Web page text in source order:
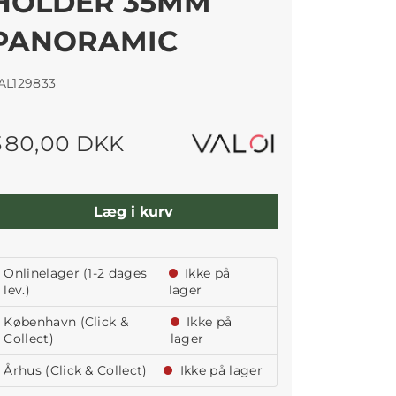
DKK
Læg i kurv
Onlinelager (1-2 dages
lev.)
Ikke på
lager
København (Click &
Collect)
Ikke på
lager
Århus (Click & Collect)
Ikke på lager